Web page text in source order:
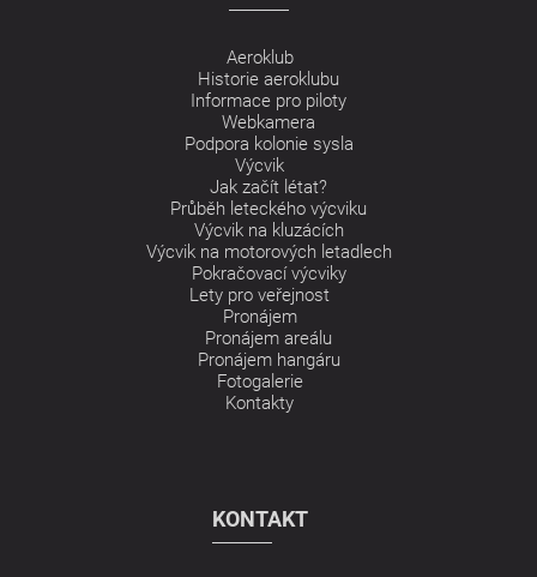
Aeroklub
Historie aeroklubu
Informace pro piloty
Webkamera
Podpora kolonie sysla
Výcvik
Jak začít létat?
Průběh leteckého výcviku
Výcvik na kluzácích
Výcvik na motorových letadlech
Pokračovací výcviky
Lety pro veřejnost
Pronájem
Pronájem areálu
Pronájem hangáru
Fotogalerie
Kontakty
KONTAKT